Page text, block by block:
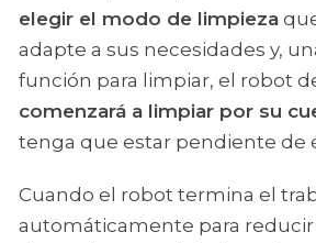
elegir el modo de limpieza
adapte a sus necesidades y,
función para limpiar, el robot
comenzará a limpiar por su
tenga que estar pendiente de
Cuando el robot termina el
automáticamente para